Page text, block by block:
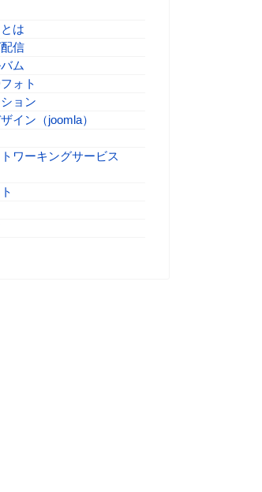
は
信
ム
ォト
ョン
イン（joomla）
ワーキングサービス